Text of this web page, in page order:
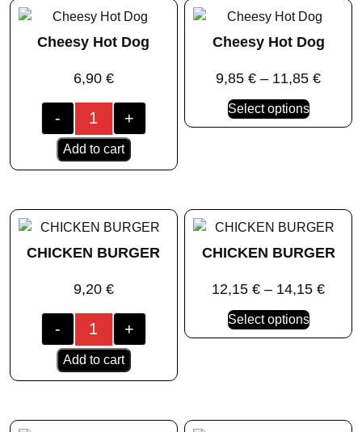
Cheesy Hot Dog
6,90 €
- +
Add to cart
Cheesy Hot Dog
9,85€ – 11,85€
Select options
CHICKEN BURGER
9,20 €
- +
Add to cart
CHICKEN BURGER
12,15€ – 14,15€
Select options